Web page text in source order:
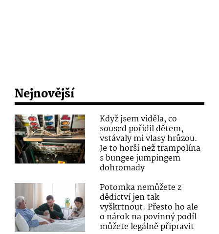
Nejnovější
Když jsem viděla, co
soused pořídil dětem,
vstávaly mi vlasy hrůzou.
Je to horší než trampolína
s bungee jumpingem
dohromady
Potomka nemůžete z
dědictví jen tak
vyškrtnout. Přesto ho ale
o nárok na povinný podíl
můžete legálně připravit